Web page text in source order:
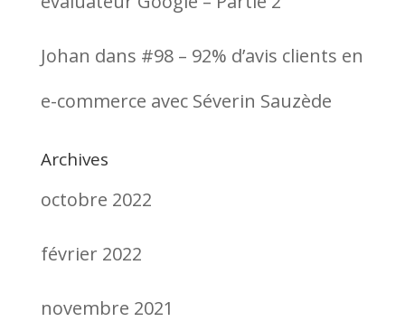
Johan dans #98 – 92% d’avis clients en
e-commerce avec Séverin Sauzède
Archives
octobre 2022
février 2022
novembre 2021